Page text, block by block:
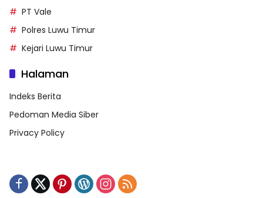
PT Vale
Polres Luwu Timur
Kejari Luwu Timur
Halaman
Indeks Berita
Pedoman Media Siber
Privacy Policy